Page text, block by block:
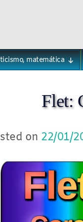
matemática
Flet:
on 22/01/